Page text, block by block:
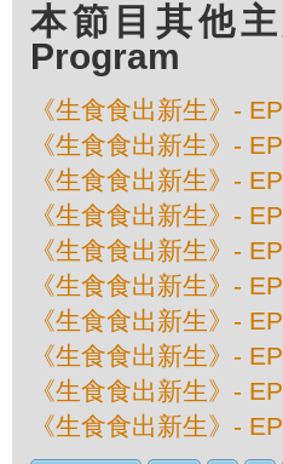
本節目其他
Program
《生食食出新生》-
《生食食出新生》-
《生食食出新生》-
《生食食出新生》-
《生食食出新生》-
《生食食出新生》-
《生食食出新生》-
《生食食出新生》-
《生食食出新生》-
《生食食出新生》-